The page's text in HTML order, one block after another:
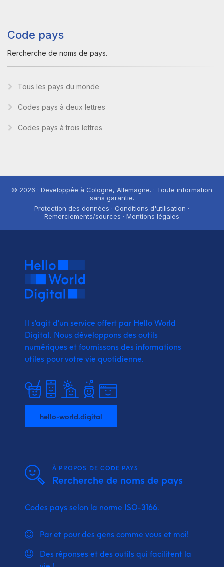
Code pays
Rercherche de noms de pays.
Tous les pays du monde
Codes pays à deux lettres
Codes pays à trois lettres
© 2026 · Developpée à Cologne, Allemagne. · Toute information
sans garantie.
Protection des données · Conditions d'utilisation ·
Remerciements/sources · Mentions légales
Il s'agit d'un service offert par Hello World
Digital. Nous développons des outils
numériques et fournissons des informations
utiles pour votre vie quotidienne.
hello-world.digital
À PROPOS DE CODE PAYS
Rercherche de noms de pays
Codes pays selon la norme ISO-3166.
Par et pour des gens comme vous et moi!
Des réponses et des outils qui facilitent la